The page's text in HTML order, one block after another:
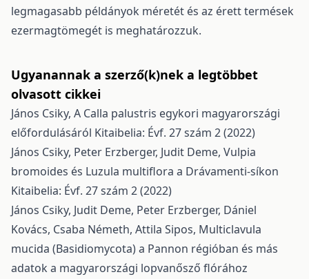
legmagasabb példányok méretét és az érett termések
ezermagtömegét is meghatározzuk.
Ugyanannak a szerző(k)nek a legtöbbet
olvasott cikkei
János Csiky, A Calla palustris egykori magyarországi
előfordulásáról Kitaibelia: Évf. 27 szám 2 (2022)
János Csiky, Peter Erzberger, Judit Deme, Vulpia
bromoides és Luzula multiflora a Drávamenti-síkon
Kitaibelia: Évf. 27 szám 2 (2022)
János Csiky, Judit Deme, Peter Erzberger, Dániel
Kovács, Csaba Németh, Attila Sipos, Multiclavula
mucida (Basidiomycota) a Pannon régióban és más
adatok a magyarországi lopvanősző flórához